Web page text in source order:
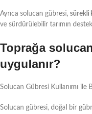
Ayrıca solucan gübresi, sürekli
ve sürdürülebilir tarımın
Toprağa
uygulanır?
Solucan Gübresi Kullanımı ile
Solucan gübresi, doğal bir